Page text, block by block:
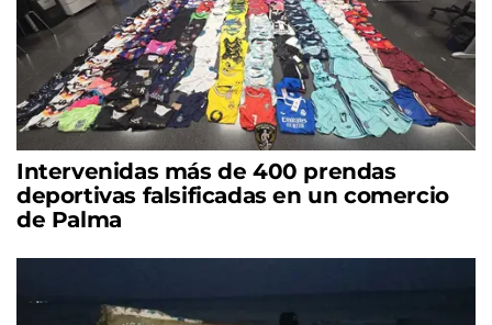
Intervenidas más de 400 prendas
deportivas falsificadas en un comercio
de Palma